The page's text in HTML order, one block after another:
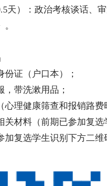
）：政治考核谈话、审
证（户口本）；
带洗漱用品；
健康筛查和报销路费
料（前期已参加复选
加复选学生识别下方二